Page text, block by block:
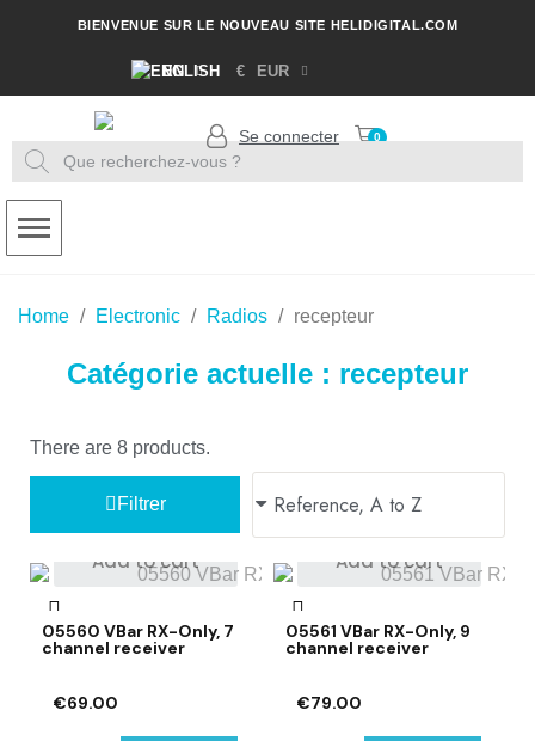
BIENVENUE SUR LE NOUVEAU SITE HELIDIGITAL.COM
EN € EUR
Se connecter
Home Electronic Radios recepteur
Catégorie actuelle : recepteur
There are 8 products.
Filtrer
Add to cart
05560 VBar RX-Only, 7
channel receiver
€69.00
Add to cart
05561 VBar RX-Only, 9
channel receiver
€79.00